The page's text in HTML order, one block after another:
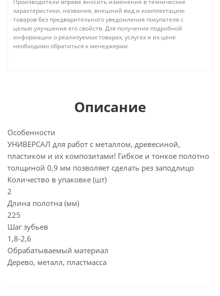
Производители вправе вносить изменения в технические
характеристики, названия, внешний вид и комплектацию
товаров без предварительного уведомления покупателя с
целью улучшения его свойств. Для получения подробной
информации о реализуемых товарах, услугах и их цене
необходимо обратиться к менеджерам
Описание
Особенности
УНИВЕРСАЛ для работ с металлом, древесиной,
пластиком и их композитами! Гибкое и тонкое полотно
толщиной 0,9 мм позволяет сделать рез заподлицо
Количество в упаковке (шт)
2
Длина полотна (мм)
225
Шаг зубьев
1,8-2,6
Обрабатываемый материал
Дерево, металл, пластмасса